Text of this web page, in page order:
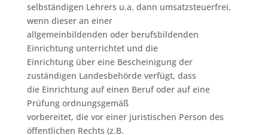
selbständigen Lehrers u.a. dann umsatzsteuerfrei,
wenn dieser an einer
allgemeinbildenden oder berufsbildenden
Einrichtung unterrichtet und die
Einrichtung über eine Bescheinigung der
zuständigen Landesbehörde verfügt, dass
die Einrichtung auf einen Beruf oder auf eine
Prüfung ordnungsgemäß
vorbereitet, die vor einer juristischen Person des
öffentlichen Rechts (z.B.